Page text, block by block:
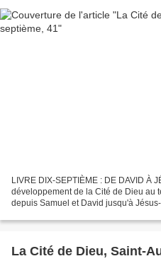
LIVRE DIX-SEPTIÈME : DE DAVID À
développement de la Cité de Dieu au
depuis Samuel et David jusqu'à
La Cité de Dieu, Saint-